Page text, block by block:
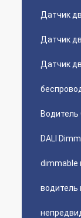
Датчик
Датчик
Датчик
DALI
dimmable
водитель